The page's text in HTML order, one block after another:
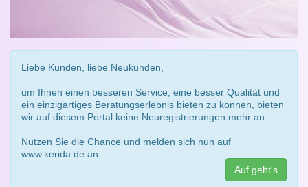
Liebe Kunden, liebe Neukunden,
um Ihnen einen besseren Service, eine besser Qualität und
ein einzigartiges Beratungserlebnis bieten zu können, bieten
wir auf diesem Portal keine Neuregistrierungen mehr an.
Nutzen Sie die Chance und melden sich nun auf
www.kerida.de an.
Auf geht's